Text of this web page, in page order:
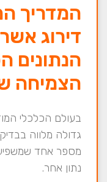
המדריך
דירוג
הנתונים
הצמיחה
בעולם הכלכלי
גדולה מלווה
מספר אחד שמשפיע
נתון אחר.